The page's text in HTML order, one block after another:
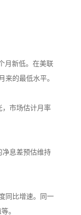
月新低。在美联
的最低水平。
，市场估计月率
净息差预估维持
同比增速。同一
。